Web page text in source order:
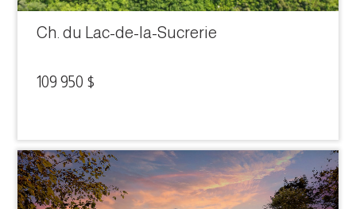
Ch. du Lac-de-la-Sucrerie
109 950 $